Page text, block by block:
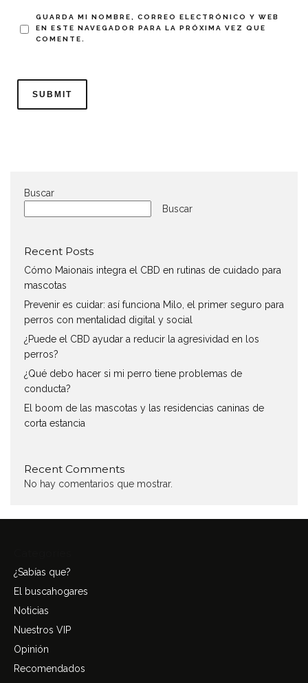
GUARDA MI NOMBRE, CORREO ELECTRÓNICO Y WEB
EN ESTE NAVEGADOR PARA LA PRÓXIMA VEZ QUE
COMENTE.
Buscar
Buscar
Recent Posts
Cómo Maionais integra el CBD en rutinas de cuidado para
mascotas
Prevenir es cuidar: así funciona Milo, el primer seguro para
perros con mentalidad digital y social
¿Puede el CBD ayudar a reducir la agresividad en los
perros?
¿Qué debo hacer si mi perro tiene problemas de
conducta?
El boom de las mascotas y las residencias caninas de
corta estancia
Recent Comments
No hay comentarios que mostrar.
¿Sabías que?
El buscahogares
Noticias
Nuestros VIP
Opinión
Recomendados